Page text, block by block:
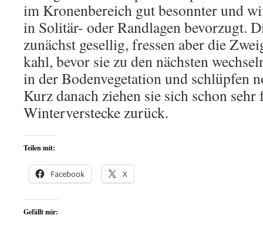
im Kronenbereich gut besonnter und
in Solitär- oder Randlagen bevorzugt.
zunächst gesellig, fressen aber die
kahl, bevor sie zu den nächsten
in der Bodenvegetation und schlüpfen
Kurz danach ziehen sie sich schon
Winterverstecke zurück.
Teilen mit:
Facebook X
Gefällt mir: